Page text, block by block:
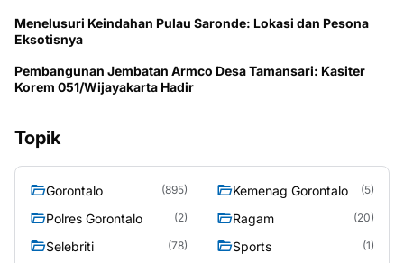
Menelusuri Keindahan Pulau Saronde: Lokasi dan Pesona
Eksotisnya
Pembangunan Jembatan Armco Desa Tamansari: Kasiter
Korem 051/Wijayakarta Hadir
Topik
Gorontalo (895) Kemenag Gorontalo (5)
Polres Gorontalo (2) Ragam (20)
Selebriti (78) Sports (1)